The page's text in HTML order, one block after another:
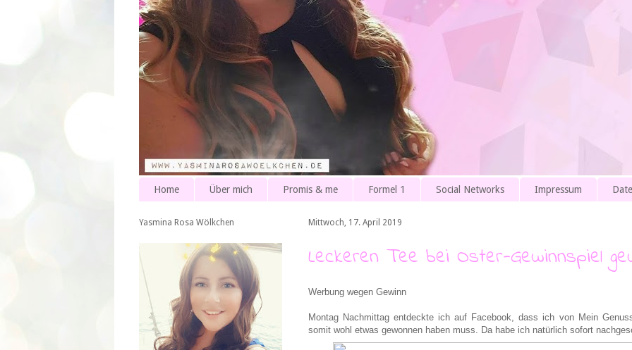
Home Über mich Promis & me Formel 1 Social Networks Impressum
Mittwoch, 17. April 2019
Leckeren Tee bei Oster-Gewinnspiel
Werbung wegen Gewinn
Montag Nachmittag entdeckte ich auf Facebook, dass ich von Mein
somit wohl etwas gewonnen haben muss. Da habe ich natürlich sofort
Yasmina Rosa Wölkchen